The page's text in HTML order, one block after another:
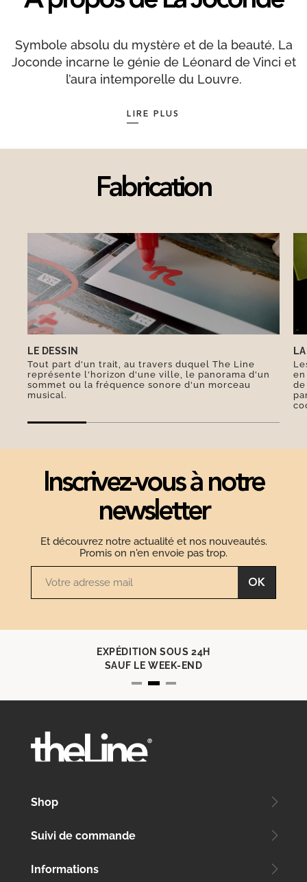
Symbole absolu du mystère et de la beauté, La
Joconde incarne le génie de Léonard de Vinci et
l’aura intemporelle du Louvre.
Gherardini, épouse du marchand florentin
plus de cinq siècles par son sourire énigmatique,
son regard captivant et la douceur de ses
Conservée au musée du Louvre depuis la
Révolution française, La Joconde est aujourd’hui
l’une des œuvres les plus admirées et
photographiées au monde.
LIRE PLUS
Fabrication
LE DESSIN
Tout part d'un trait, au travers duquel The Line
représente l'horizon d'une ville, le panorama d'un
sommet ou la fréquence sonore d'un morceau
musical.
Inscrivez-vous à notre
newsletter
Et découvrez notre actualité et nos nouveautés.
Promis on n'en envoie pas trop.
OK
EXPÉDITION SOUS 24H
SAUF LE WEEK-END
Shop
Suivi de commande
Informations